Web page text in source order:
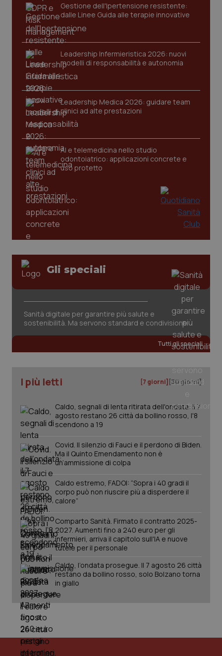
Gestione dell'Ipertensione resistente:
dalle Linee Guida alle terapie innovative
Leadership Infermieristica 2026: nuovi
modelli di responsabilità e autonomia
Leadership Medica 2026: guidare team
clinici ad alte prestazioni
AI e telemedicina nello studio
odontoiatrico: applicazioni concrete e
uso protetto
Gli speciali
Sanità digitale per garantire più salute e
sostenibilità. Ma servono standard e condivisione
Tutti gli speciali
I più letti [7 giorni] [30 giorni]
Caldo, segnali di lenta ritirata dell'ondata: il 7
agosto restano 26 città da bollino rosso, l'8
scendono a 19
Covid. Il silenzio di Fauci e il perdono di Biden.
Ma il Quinto Emendamento non è
un’ammissione di colpa
Caldo estremo, FADOI: “Sopra i 40 gradi il
corpo può non riuscire più a disperdere il
calore”
Comparto Sanità. Firmato il contratto 2025-
2027. Aumenti fino a 240 euro per gli
infermieri, arriva il capitolo sull'IA e nuove
tutele per il personale
Caldo, l’ondata prosegue. Il 7 agosto 26 città
restano da bollino rosso, solo Bolzano torna
in giallo
CookieScriptConsent
tracking-sites-ironfish-
tracking-enable
www.quotidianosanita.it
.quotidianosanita.it
PHPSESSID
www.quotidianosanita.it